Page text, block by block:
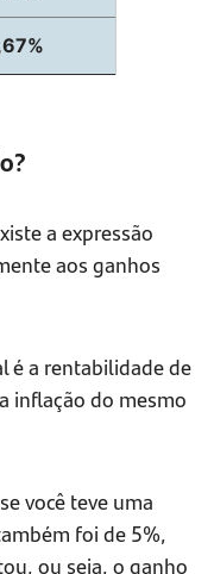
a expressão
aos ganhos
é a rentabilidade de
inflação do mesmo
você teve uma
foi de 5%,
ou seja, o ganho